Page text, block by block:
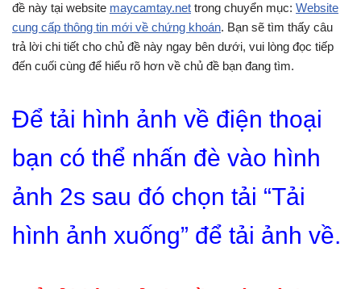
đề này tại website maycamtay.net trong chuyển mục: Website
cung cấp thông tin mới về chứng khoán. Bạn sẽ tìm thấy câu
trả lời chi tiết cho chủ đề này ngay bên dưới, vui lòng đọc tiếp
đến cuối cùng để hiểu rõ hơn về chủ đề bạn đang tìm.
Để tải hình ảnh về điện thoại
bạn có thể nhấn đè vào hình
ảnh 2s sau đó chọn tải “Tải
hình ảnh xuống” để tải ảnh về.